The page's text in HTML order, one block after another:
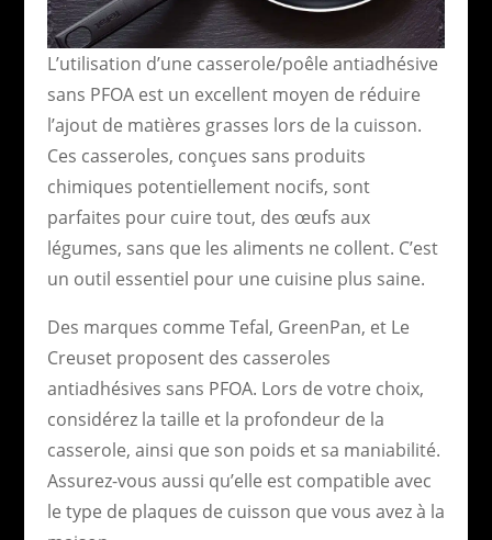
L’utilisation d’une casserole/poêle antiadhésive
sans PFOA est un excellent moyen de réduire
l’ajout de matières grasses lors de la cuisson.
Ces casseroles, conçues sans produits
chimiques potentiellement nocifs, sont
parfaites pour cuire tout, des œufs aux
légumes, sans que les aliments ne collent. C’est
un outil essentiel pour une cuisine plus saine.
Des marques comme Tefal, GreenPan, et Le
Creuset proposent des casseroles
antiadhésives sans PFOA. Lors de votre choix,
considérez la taille et la profondeur de la
casserole, ainsi que son poids et sa maniabilité.
Assurez-vous aussi qu’elle est compatible avec
le type de plaques de cuisson que vous avez à la